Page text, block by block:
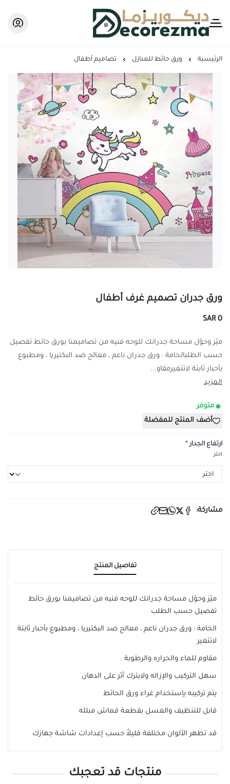
Decorezma
الرئيسية ورق حائط للمنازل تصاميم أطفال
ورق جدران تصميم غرف أطفال
0 SAR
ميّز وحوّل مساحة جدرانك للوحه فنيه من تصاميمنا بورق حائط تفصيل
حسب الطلبالخامة : ورق جدران ناعم ، معالج ضد البكتيريا ، ومطبوع
بأحبار ثابتة لاتتغيرمقاو...
المزيد
متوفر
أضف المنتج للمفضلة
ارتفاع الجدار*
اختر
مشاركة:
تفاصيل المنتج
ميّز وحوّل مساحة جدرانك للوحه فنيه من تصاميمنا بورق حائط
تفصيل حسب الطلب
الخامة : ورق جدران ناعم ، معالج ضد البكتيريا ، ومطبوع بأحبار ثابتة
لاتتغير
مقاوم للماء والحراره والرطوبة .
سهل التركيب والإزاله ولايترك أثر على الدهان
يتم تركيبه بإستخدام غراء ورق الحائط
قابل للتنظيف والغسل بقطعة قماش مبلله
قد تظهر الألوان مختلفة قليلاً حسب إعدادات شاشة جهازك
منتجات قد تعجبك